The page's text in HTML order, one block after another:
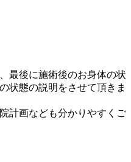
最後に施術後のお身体の状
状態の説明をさせて頂きま
計画なども分かりやすくご